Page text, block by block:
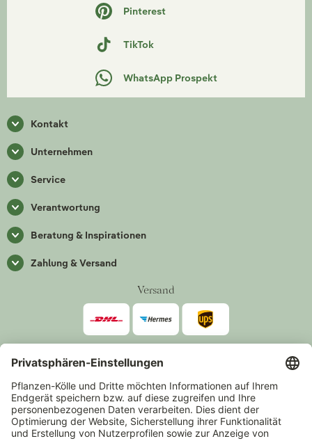
Pinterest
TikTok
WhatsApp Prospekt
Kontakt
Unternehmen
Service
Verantwortung
Beratung & Inspirationen
Zahlung & Versand
Versand
*Alle Preise inkl. gesetzlicher Mehrwertsteuer zzgl.Versand